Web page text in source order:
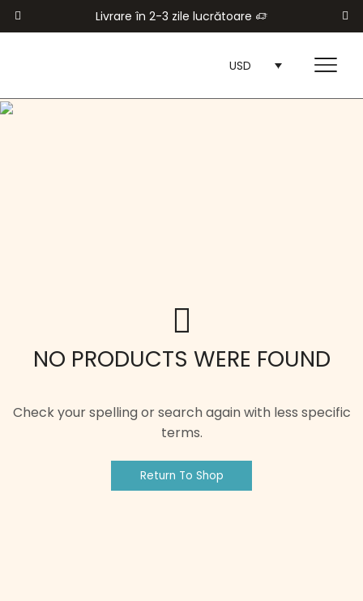
Livrare în 2-3 zile lucrătoare
USD
NO PRODUCTS WERE FOUND
Check your spelling or search again with less specific
terms.
Return To Shop